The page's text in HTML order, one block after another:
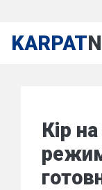
KARPAT
Кір